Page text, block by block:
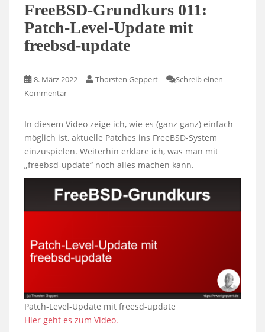
FreeBSD-Grundkurs 011:
Patch-Level-Update mit
freebsd-update
8. März 2022 Thorsten Geppert
Schreib einen
Kommentar
In diesem Video zeige ich, wie es (ganz ganz) einfach
möglich ist, aktuelle Patches ins FreeBSD-System
einzuspielen. Weiterhin erkläre ich, was man mit
„freebsd-update“ noch alles machen kann.
Patch-Level-Update mit freesd-update
Hier geht es zum Video.